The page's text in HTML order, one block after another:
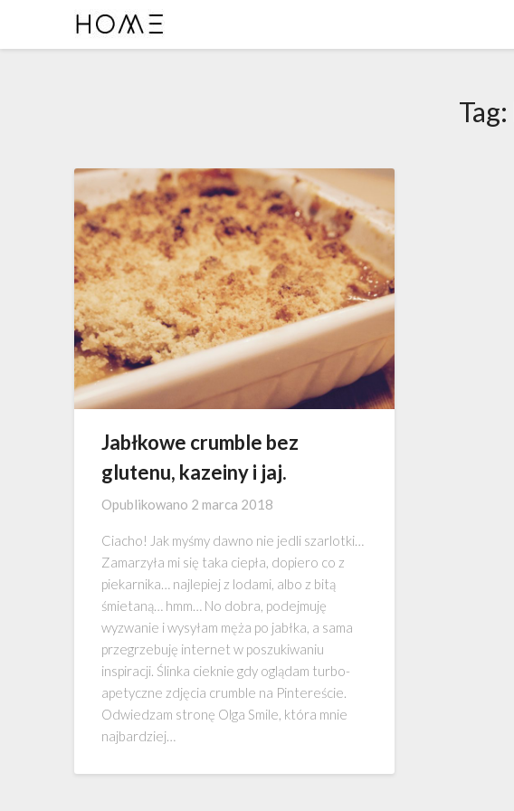
Tag:
Jabłkowe crumble bez
glutenu, kazeiny i jaj.
Opublikowano 2 marca 2018
Ciacho! Jak myśmy dawno nie jedli szarlotki…
Zamarzyła mi się taka ciepła, dopiero co z
piekarnika… najlepiej z lodami, albo z bitą
śmietaną… hmm… No dobra, podejmuję
wyzwanie i wysyłam męża po jabłka, a sama
przegrzebuję internet w poszukiwaniu
inspiracji. Ślinka cieknie gdy oglądam turbo-
apetyczne zdjęcia crumble na Pintereście.
Odwiedzam stronę Olga Smile, która mnie
najbardziej…